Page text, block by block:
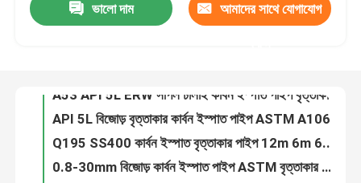
আমাদের সম্পর্কে
মান নিয়ন্ত্রণ
যোগাযোগ করুন
ভালো দাম আমাদের সাথে যোগাযোগ
বৃত্তাকার ASTM A53 কার্বন ইস্পাত পাইপ API কালো বিজোড়
API 5L বিজোড় বৃত্তাকার কার্বন ইস্পাত পাইপ ASTM A106